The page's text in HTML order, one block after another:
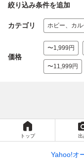
絞り込み条件を追加
カテゴリ ホビー、カ
価格
〜1,999円
〜11,999円
トップ 出
Yahoo!オ